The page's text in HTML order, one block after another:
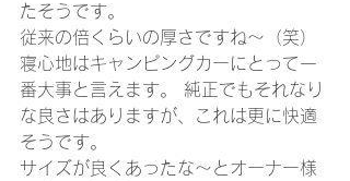
たそうです。
従来の倍くらいの厚さですね～（笑）
寝心地はキャンピングカーにとって一
番大事と言えます。 純正でもそれなり
な良さはありますが、これは更に快適
そうです。
サイズが良くあったな～とオーナー様